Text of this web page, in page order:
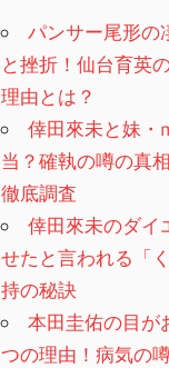
パンサー尾形の
と挫折！仙台育英
理由とは？
倖田來未と妹・
当？確執の噂の真
徹底調査
倖田來未のダイ
せたと言われる「
持の秘訣
本田圭佑の目が
つの理由！病気の